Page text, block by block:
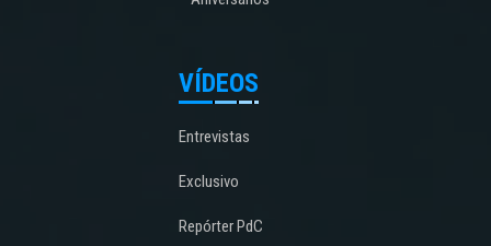
VÍDEOS
Entrevistas
Exclusivo
Repórter PdC